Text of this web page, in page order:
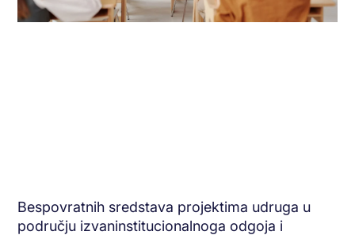
Bespovratnih sredstava projektima udruga u
području izvaninstitucionalnoga odgoja i